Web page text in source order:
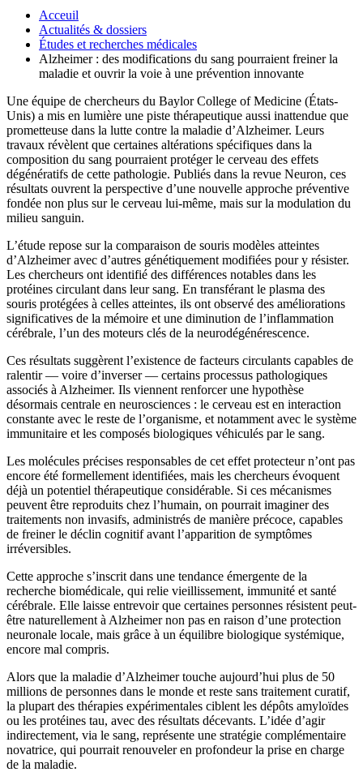
Acceuil
Actualités & dossiers
Études et recherches médicales
Alzheimer : des modifications du sang pourraient freiner la
maladie et ouvrir la voie à une prévention innovante
Une équipe de chercheurs du Baylor College of Medicine (États-
Unis) a mis en lumière une piste thérapeutique aussi inattendue que
prometteuse dans la lutte contre la maladie d’Alzheimer. Leurs
travaux révèlent que certaines altérations spécifiques dans la
composition du sang pourraient protéger le cerveau des effets
dégénératifs de cette pathologie. Publiés dans la revue Neuron, ces
résultats ouvrent la perspective d’une nouvelle approche préventive
fondée non plus sur le cerveau lui-même, mais sur la modulation du
milieu sanguin.
L’étude repose sur la comparaison de souris modèles atteintes
d’Alzheimer avec d’autres génétiquement modifiées pour y résister.
Les chercheurs ont identifié des différences notables dans les
protéines circulant dans leur sang. En transférant le plasma des
souris protégées à celles atteintes, ils ont observé des améliorations
significatives de la mémoire et une diminution de l’inflammation
cérébrale, l’un des moteurs clés de la neurodégénérescence.
Ces résultats suggèrent l’existence de facteurs circulants capables de
ralentir — voire d’inverser — certains processus pathologiques
associés à Alzheimer. Ils viennent renforcer une hypothèse
désormais centrale en neurosciences : le cerveau est en interaction
constante avec le reste de l’organisme, et notamment avec le système
immunitaire et les composés biologiques véhiculés par le sang.
Les molécules précises responsables de cet effet protecteur n’ont pas
encore été formellement identifiées, mais les chercheurs évoquent
déjà un potentiel thérapeutique considérable. Si ces mécanismes
peuvent être reproduits chez l’humain, on pourrait imaginer des
traitements non invasifs, administrés de manière précoce, capables
de freiner le déclin cognitif avant l’apparition de symptômes
irréversibles.
Cette approche s’inscrit dans une tendance émergente de la
recherche biomédicale, qui relie vieillissement, immunité et santé
cérébrale. Elle laisse entrevoir que certaines personnes résistent peut-
être naturellement à Alzheimer non pas en raison d’une protection
neuronale locale, mais grâce à un équilibre biologique systémique,
encore mal compris.
Alors que la maladie d’Alzheimer touche aujourd’hui plus de 50
millions de personnes dans le monde et reste sans traitement curatif,
la plupart des thérapies expérimentales ciblent les dépôts amyloïdes
ou les protéines tau, avec des résultats décevants. L’idée d’agir
indirectement, via le sang, représente une stratégie complémentaire
novatrice, qui pourrait renouveler en profondeur la prise en charge
de la maladie.